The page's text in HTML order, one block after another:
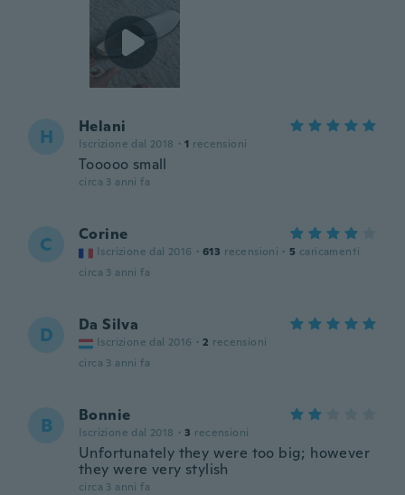
H Helani
Iscrizione dal 2018 · 1 recensioni
Tooooo small
circa 3 anni fa
C Corine
Iscrizione dal 2016 · 613 recensioni · 5 caricamenti
circa 3 anni fa
D Da Silva
Iscrizione dal 2016 · 2 recensioni
circa 3 anni fa
B Bonnie
Iscrizione dal 2018 · 3 recensioni
Unfortunately they were too big; however
they were very stylish
circa 3 anni fa